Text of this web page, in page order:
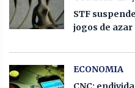
STF
jogos de azar
ECONOMIA